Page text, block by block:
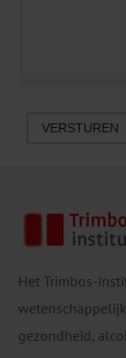
VERSTUREN
Het Trimbos-
gezondheid,